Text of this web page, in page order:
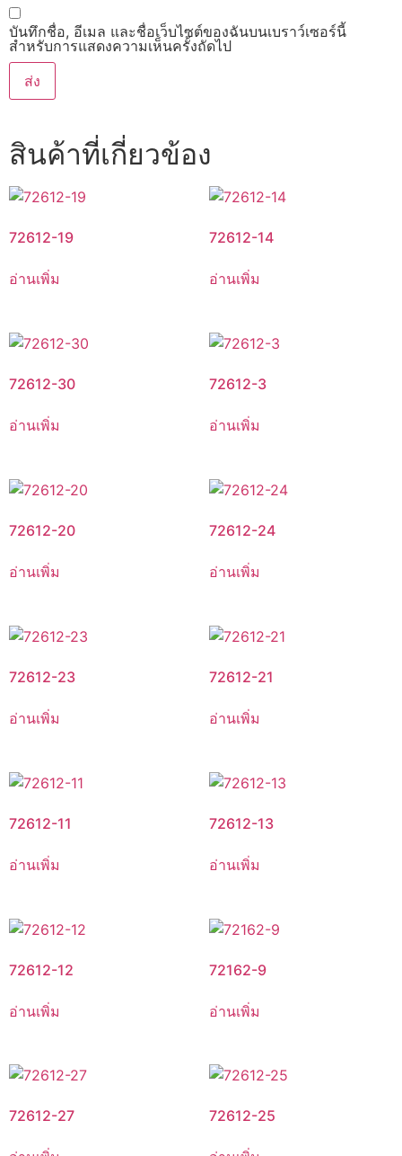
บันทึกชื่อ, อีเมล และชื่อเว็บไซต์ของฉันบนเบราว์เซอร์นี้
สำหรับการแสดงความเห็นครั้งถัดไป
สินค้าที่เกี่ยวข้อง
72612-19
อ่านเพิ่ม
72612-14
อ่านเพิ่ม
72612-30
อ่านเพิ่ม
72612-3
อ่านเพิ่ม
72612-20
อ่านเพิ่ม
72612-24
อ่านเพิ่ม
72612-23
อ่านเพิ่ม
72612-21
อ่านเพิ่ม
72612-11
อ่านเพิ่ม
72612-13
อ่านเพิ่ม
72612-12
อ่านเพิ่ม
72162-9
อ่านเพิ่ม
72612-27 72612-25